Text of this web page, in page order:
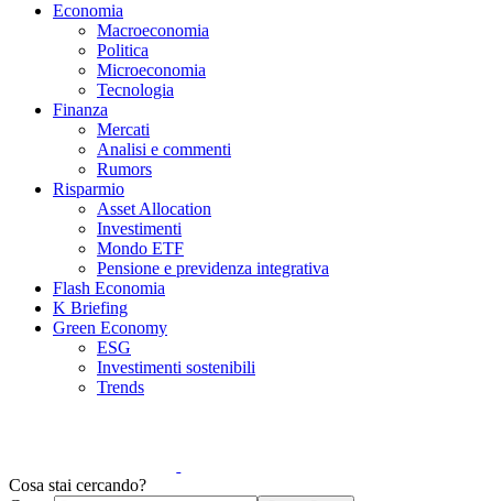
Economia
Macroeconomia
Politica
Microeconomia
Tecnologia
Finanza
Mercati
Analisi e commenti
Rumors
Risparmio
Asset Allocation
Investimenti
Mondo ETF
Pensione e previdenza integrativa
Flash Economia
K Briefing
Green Economy
ESG
Investimenti sostenibili
Trends
Cosa stai cercando?